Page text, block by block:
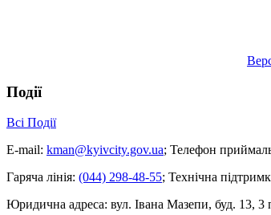
Події
Всі Події
E-mail: kman@kyivcity.gov.ua; Телефон
Гаряча лінія: (044) 298-48-55; Технічна
Юридична адреса: вул. Івана Мазепи, буд. 13,